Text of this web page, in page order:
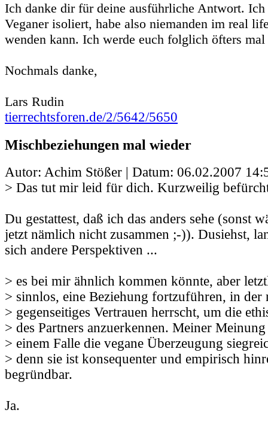
Ich danke dir für deine ausführliche Antwort. Ich
Veganer isoliert, habe also niemanden im real
wenden kann. Ich werde euch folglich öfters mal
Nochmals danke,
Lars Rudin
tierrechtsforen.de/2/5642/5650
Mischbeziehungen mal wieder
Autor: Achim Stößer | Datum: 06.02.2007
> Das tut mir leid für dich. Kurzweilig
Du gestattest, daß ich das anders sehe (sonst
jetzt nämlich nicht zusammen ;-)). Dusiehst,
sich andere Perspektiven ...
> es bei mir ähnlich kommen könnte, aber
> sinnlos, eine Beziehung fortzuführen, in der
> gegenseitiges Vertrauen herrscht, um die
> des Partners anzuerkennen. Meiner
> einem Falle die vegane Überzeugung
> denn sie ist konsequenter und empirisch
begründbar.
Ja.